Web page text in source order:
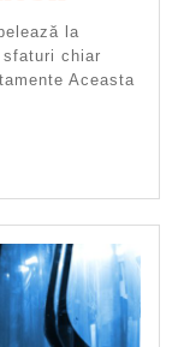
Când
Plănuiți
Sau
Casa
Pentru
la
chiar
Aceasta